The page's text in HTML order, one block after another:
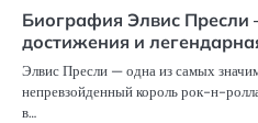
Биография Элвис Пресли
достижения и
Элвис Пресли — одна из самых
непревзойденный король рок-н-
в…